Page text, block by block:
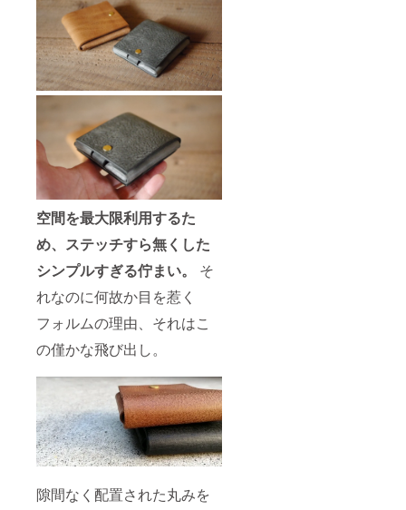
空間を最大限利用するた
め、ステッチすら無くした
シンプルすぎる佇まい。
そ
れなのに何故か目を惹く
フォルムの理由、それはこ
の僅かな飛び出し。
隙間なく配置された丸みを